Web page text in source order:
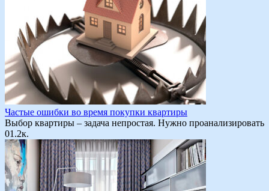
Частые ошибки во время покупки квартиры
Выбор квартиры – задача непростая. Нужно проанализировать
01.2к.